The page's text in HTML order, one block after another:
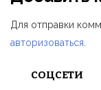
Для отправки
авторизоваться
СОЦСЕТИ